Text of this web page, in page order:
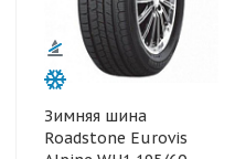
Зимняя шина
Roadstone Eurovis